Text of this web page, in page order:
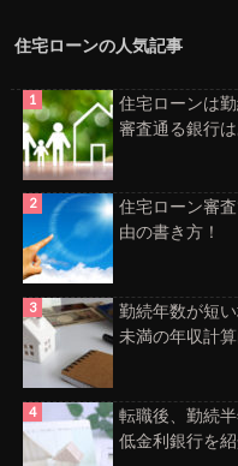
住宅ローンの人気記事
住宅ローンは
審査通る銀行
住宅ローン審
由の書き方！
勤続年数が短
未満の年収計
転職後、勤続
低金利銀行を紹